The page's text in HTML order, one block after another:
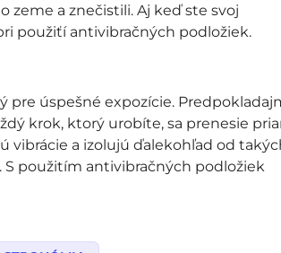
zeme a znečistili. Aj keď ste svoj
použiťí antivibračných podložiek.
úspešné expozície.
krok, ktorý urobíte, sa prenesie
vibrácie a izolujú ďalekohľad od
S použitím antivibračných podložiek